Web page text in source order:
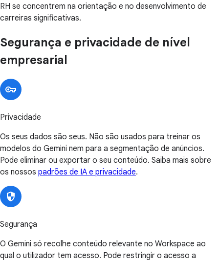
RH se concentrem na orientação e no desenvolvimento de
carreiras significativas.
Segurança e privacidade de nível
empresarial
Privacidade
Os seus dados são seus. Não são usados para treinar os
modelos do Gemini nem para a segmentação de anúncios.
Pode eliminar ou exportar o seu conteúdo. Saiba mais sobre
os nossos padrões de IA e privacidade.
Segurança
O Gemini só recolhe conteúdo relevante no Workspace ao
qual o utilizador tem acesso. Pode restringir o acesso a